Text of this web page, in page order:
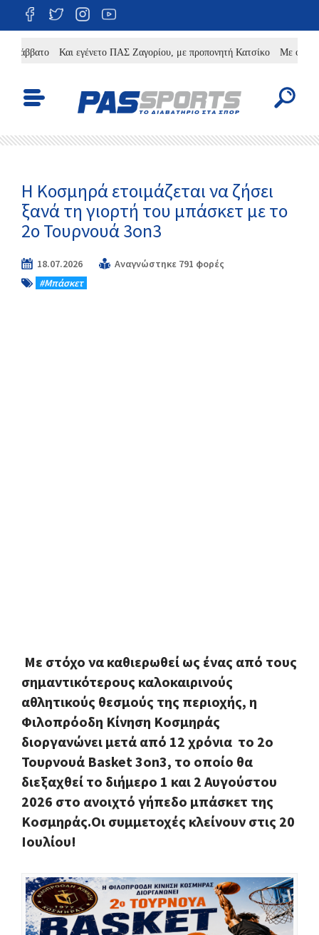
Και εγένετο ΠΑΣ Ζαγορίου, με προπονητή Κατσίκο Με φιλοδοξίες
Η Κοσμηρά ετοιμάζεται να ζήσει
ξανά τη γιορτή του μπάσκετ με το
2ο Τουρνουά 3on3
18.07.2026
Αναγνώστηκε 791 φορές
#Μπάσκετ
Με στόχο να καθιερωθεί ως ένας από τους
σημαντικότερους καλοκαιρινούς
αθλητικούς θεσμούς της περιοχής, η
Φιλοπρόοδη Κίνηση Κοσμηράς
διοργανώνει μετά από 12 χρόνια το 2ο
Τουρνουά Basket 3on3, το οποίο θα
διεξαχθεί το διήμερο 1 και 2 Αυγούστου
2026 στο ανοιχτό γήπεδο μπάσκετ της
Κοσμηράς.Οι συμμετοχές κλείνουν στις 20
Ιουλίου!